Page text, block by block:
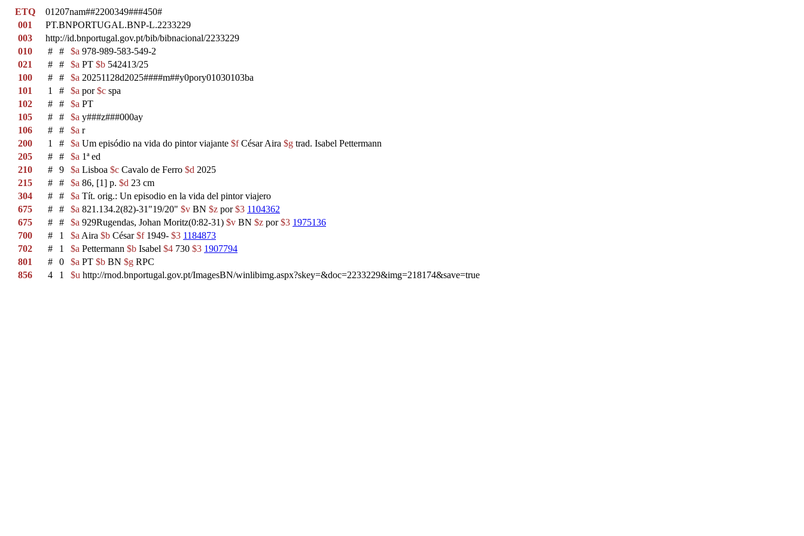
ETQ
01207nam##2200349###450#
001
PT.BNPORTUGAL.BNP-L.2233229
003
http://id.bnportugal.gov.pt/bib/bibnacional/2233229
010
# # $a 978-989-583-549-2
021
# # $a PT $b 542413/25
100
# # $a 20251128d2025####m##y0pory01030103ba
101
1 # $a por$c spa
102
# # $a PT
105
# # $a y###z###000ay
106
# # $a r
200
1 # $a Um episódio na vida do pintor viajante $fCésar Aira $g trad. Isabel Pettermann
205
# # $a 1ª ed
210
# 9 $a Lisboa $c Cavalo de Ferro $d 2025
215
# # $a 86, [1] p. $d 23 cm
304
# # $a Tít. orig.: Un episodio en la vida del pintor viajero
675
# # $a 821.134.2(82)-31"19/20" $v BN $z por$3 1104362
675
# # $a 929Rugendas, Johan Moritz(0:82-31) $v BN $z por$3 1975136
700
# 1 $a Aira $b César$f1949- $3 1184873
702
# 1 $a Pettermann $b Isabel $4 730 $3 1907794
801
# 0 $a PT $b BN $g RPC
856
4 1 $u http://rnod.bnportugal.gov.pt/ImagesBN/winlibimg.aspx?skey=&doc=2233229&img=218174&save=true